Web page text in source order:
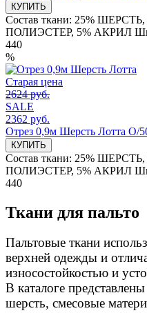
КУПИТЬ
Состав ткани: 25% ШЕРСТЬ,
ПОЛИЭСТЕР, 5% АКРИЛ
440
%
Старая цена
2624 руб.
SALE
2362 руб.
Отрез 0,9м Шерсть Лотта О/
КУПИТЬ
Состав ткани: 25% ШЕРСТЬ,
ПОЛИЭСТЕР, 5% АКРИЛ
440
Ткани для пальто
Пальтовые ткани
верхней одежды и
износостойкостью и
В каталоге
шерсть, смесовые